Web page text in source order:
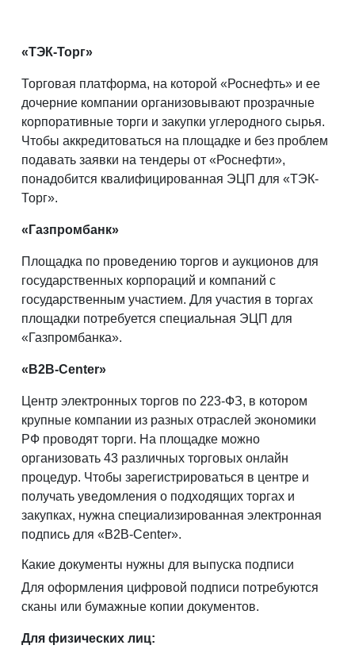
«ТЭК-Торг»
Торговая платформа, на которой «Роснефть» и ее
дочерние компании организовывают прозрачные
корпоративные торги и закупки углеродного сырья.
Чтобы аккредитоваться на площадке и без проблем
подавать заявки на тендеры от «Роснефти»,
понадобится квалифицированная ЭЦП для «ТЭК-
Торг».
«Газпромбанк»
Площадка по проведению торгов и аукционов для
государственных корпораций и компаний с
государственным участием. Для участия в торгах
площадки потребуется специальная ЭЦП для
«Газпромбанка».
«B2B-Center»
Центр электронных торгов по 223-ФЗ, в котором
крупные компании из разных отраслей экономики
РФ проводят торги. На площадке можно
организовать 43 различных торговых онлайн
процедур. Чтобы зарегистрироваться в центре и
получать уведомления о подходящих торгах и
закупках, нужна специализированная электронная
подпись для «B2B-Center».
Какие документы нужны для выпуска подписи
Для оформления цифровой подписи потребуются
сканы или бумажные копии документов.
Для физических лиц: